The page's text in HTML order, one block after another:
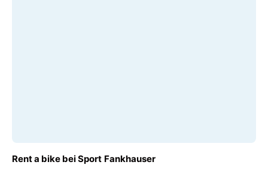
€ 45,00
Rent a bike bei Sport Fankhauser